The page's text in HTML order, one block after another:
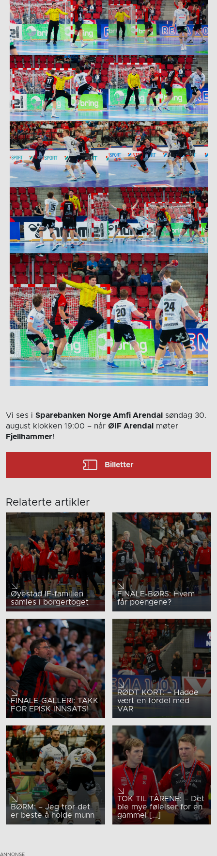
Vi ses i Sparebanken Norge Amfi Arendal
søndag 30.
august klokken 19:00 – når ØIF Arendal
møter
Fjellhammer!
Billetter
Relaterte artikler
Øyestad IF-familien
samles i borgertoget
FINALE-BØRS: Hvem
får poengene?
FINALE-GALLERI: TAKK
FOR EPISK INNSATS!
RØDT KORT: – Hadde
vært en fordel med
VAR
BØRM: – Jeg tror det
er beste å holde munn
TOK TIL TÅRENE: – Det
ble mye følelser for en
gammel [...]